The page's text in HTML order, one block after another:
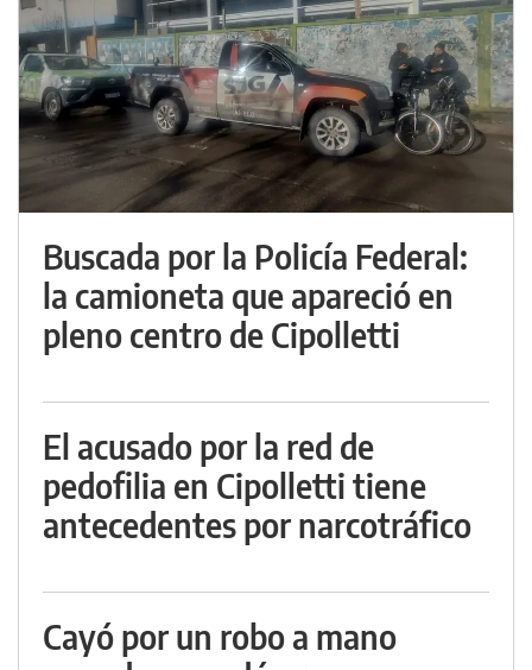
Buscada por la Policía Federal:
la camioneta que apareció en
pleno centro de Cipolletti
El acusado por la red de
pedofilia en Cipolletti tiene
antecedentes por narcotráfico
Cayó por un robo a mano